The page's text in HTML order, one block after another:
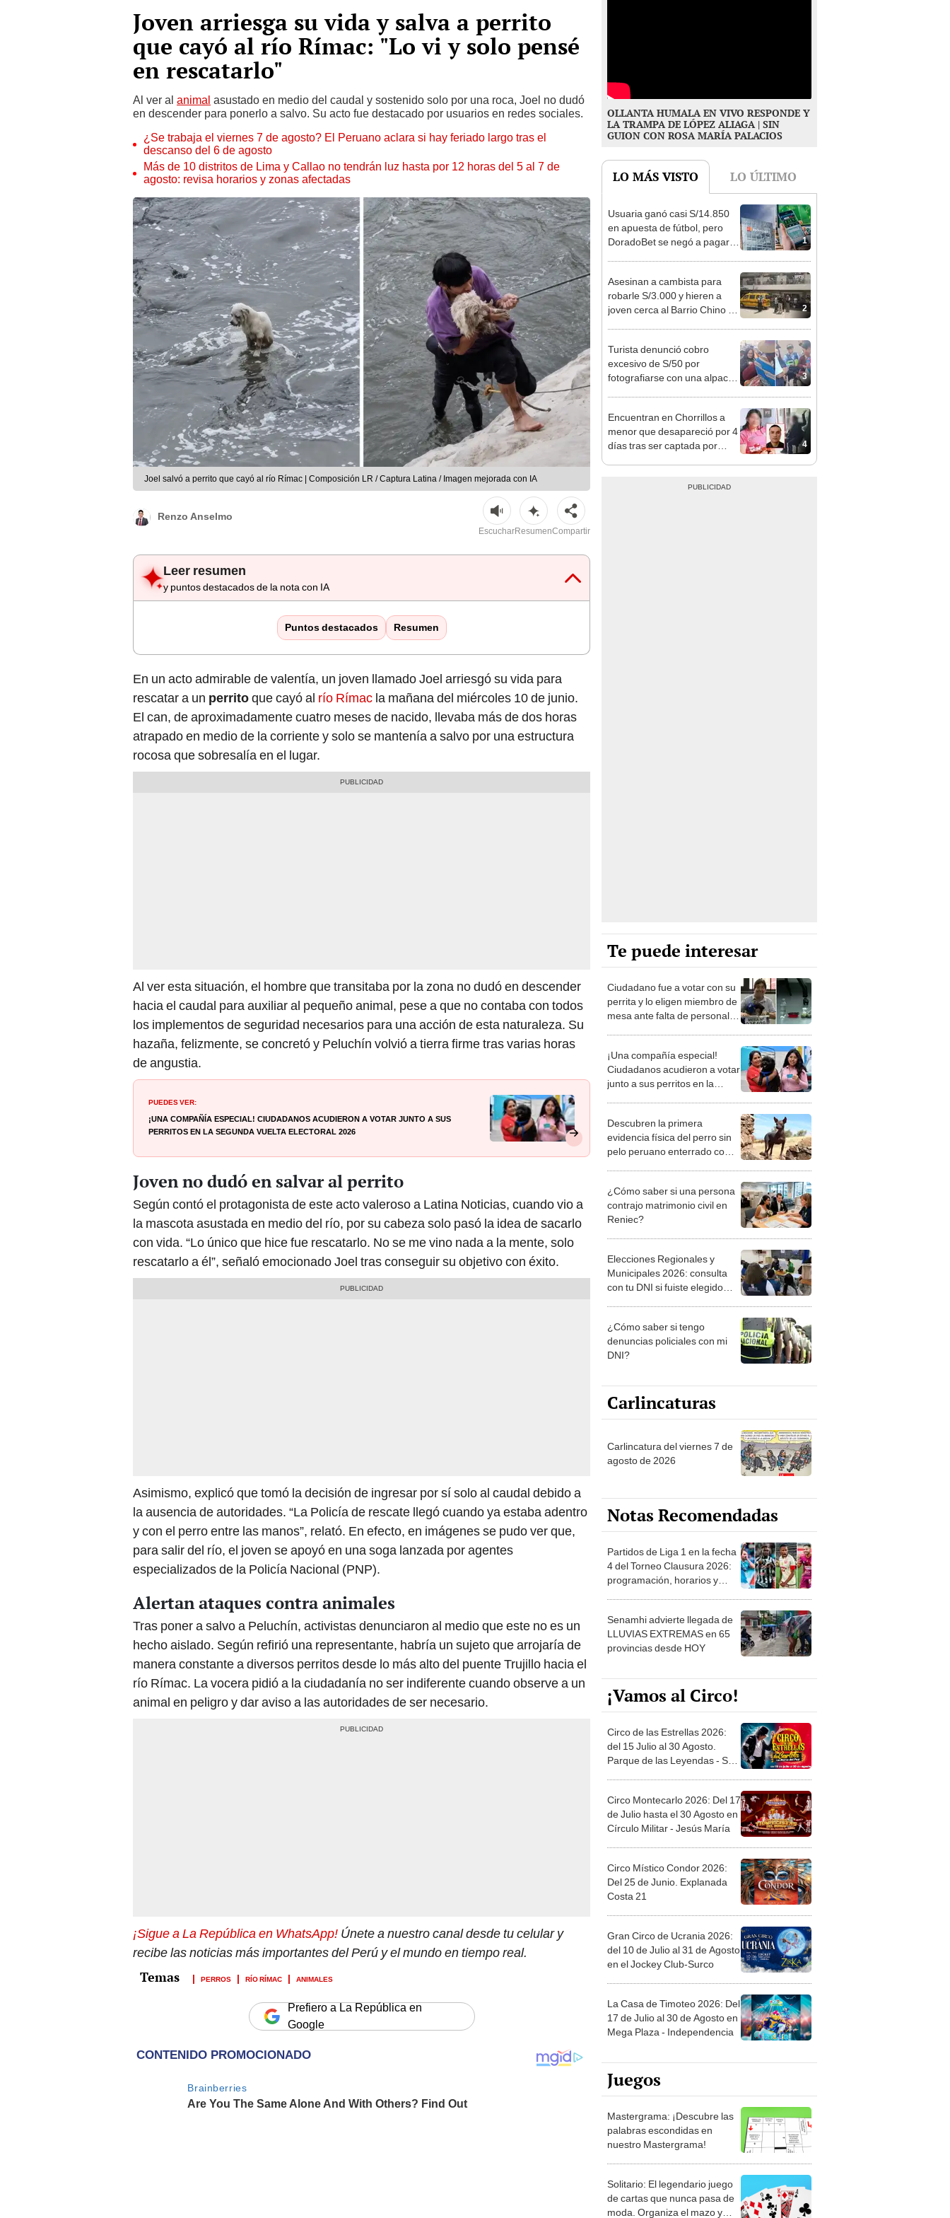
Joven arriesga su vida y salva a perrito
que cayó al río Rímac: "Lo vi y solo pensé
en rescatarlo"
Al ver al animal asustado en medio del caudal y sostenido solo por una roca, Joel no dudó
en descender para ponerlo a salvo. Su acto fue destacado por usuarios en redes sociales.
¿Se trabaja el viernes 7 de agosto? El Peruano aclara si hay feriado largo tras el
descanso del 6 de agosto
Más de 10 distritos de Lima y Callao no tendrán luz hasta por 12 horas del 5 al 7 de
agosto: revisa horarios y zonas afectadas
Joel salvó a perrito que cayó al río Rímac | Composición LR / Captura Latina / Imagen mejorada con IA
Renzo Anselmo
EscucharResumenCompartir
Leer resumen
y puntos destacados de la nota con IA
Puntos destacados Resumen
En un acto admirable de valentía, un joven llamado Joel arriesgó su vida para
rescatar a un perritoque cayó al río Rímac la mañana del miércoles 10 de junio.
El can, de aproximadamente cuatro meses de nacido, llevaba más de dos horas
atrapado en medio de la corriente y solo se mantenía a salvo por una estructura
rocosa que sobresalía en el lugar.
Al ver esta situación, el hombre que transitaba por la zona no dudó en descender
hacia el caudal para auxiliar al pequeño animal, pese a que no contaba con todos
los implementos de seguridad necesarios para una acción de esta naturaleza. Su
hazaña, felizmente, se concretó y Peluchín volvió a tierra firme tras varias horas
de angustia.
PUEDES VER:
¡Una compañía especial! Ciudadanos acudieron a votar junto a sus
perritos en la segunda vuelta electoral 2026
Joven no dudó en salvar al perrito
Según contó el protagonista de este acto valeroso a Latina Noticias, cuando vio a
la mascota asustada en medio del río, por su cabeza solo pasó la idea de sacarlo
con vida. “Lo único que hice fue rescatarlo. No se me vino nada a la mente, solo
rescatarlo a él”, señaló emocionado Joel tras conseguir su objetivo con éxito.
Asimismo, explicó que tomó la decisión de ingresar por sí solo al caudal debido a
la ausencia de autoridades. “La Policía de rescate llegó cuando ya estaba adentro
y con el perro entre las manos”, relató. En efecto, en imágenes se pudo ver que,
para salir del río, el joven se apoyó en una soga lanzada por agentes
especializados de la Policía Nacional (PNP).
Alertan ataques contra animales
Tras poner a salvo a Peluchín, activistas denunciaron al medio que este no es un
hecho aislado. Según refirió una representante, habría un sujeto que arrojaría de
manera constante a diversos perritos desde lo más alto del puente Trujillo hacia el
río Rímac. La vocera pidió a la ciudadanía no ser indiferente cuando observe a un
animal en peligro y dar aviso a las autoridades de ser necesario.
¡Sigue a La República en WhatsApp! Únete a nuestro canal desde tu celular y
recibe las noticias más importantes del Perú y el mundo en tiempo real.
PERROS RÍO RÍMAC ANIMALES
Prefiero a La República en
Google
OLLANTA HUMALA EN VIVO RESPONDE Y
LA TRAMPA DE LÓPEZ ALIAGA | SIN
GUION CON ROSA MARÍA PALACIOS
LO MÁS VISTO LO ÚLTIMO
1
Usuaria ganó casi S/14.850
en apuesta de fútbol, pero
DoradoBet se negó a pagar:
2
Asesinan a cambista para
robarle S/3.000 y hieren a
joven cerca al Barrio Chino en
3
Turista denunció cobro
excesivo de S/50 por
fotografiarse con una alpaca
4
Encuentran en Chorrillos a
menor que desapareció por 4
días tras ser captada por
Te puede interesar
Ciudadano fue a votar con su
perrita y lo eligen miembro de
mesa ante falta de personal:
¡Una compañía especial!
Ciudadanos acudieron a votar
junto a sus perritos en la
Descubren la primera
evidencia física del perro sin
pelo peruano enterrado como
¿Cómo saber si una persona
contrajo matrimonio civil en
Reniec?
Elecciones Regionales y
Municipales 2026: consulta
con tu DNI si fuiste elegido
la ONPE
¿Cómo saber si tengo
denuncias policiales con mi
DNI?
Carlincaturas
Carlincatura del viernes 7 de
agosto de 2026
Notas Recomendadas
Partidos de Liga 1 en la fecha
4 del Torneo Clausura 2026:
programación, horarios y
Senamhi advierte llegada de
LLUVIAS EXTREMAS en 65
provincias desde HOY
¡Vamos al Circo!
Circo de las Estrellas 2026:
del 15 Julio al 30 Agosto.
Parque de las Leyendas - San
Circo Montecarlo 2026: Del 17
de Julio hasta el 30 Agosto en
Círculo Militar - Jesús María
Circo Místico Condor 2026:
Del 25 de Junio. Explanada
Costa 21
Gran Circo de Ucrania 2026:
del 10 de Julio al 31 de Agosto
en el Jockey Club-Surco
La Casa de Timoteo 2026: Del
17 de Julio al 30 de Agosto en
Mega Plaza - Independencia
Juegos
Mastergrama: ¡Descubre las
palabras escondidas en
nuestro Mastergrama!
Solitario: El legendario juego
de cartas que nunca pasa de
moda. Organiza el mazo y